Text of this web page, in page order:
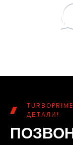
ДЕТАЛИ!